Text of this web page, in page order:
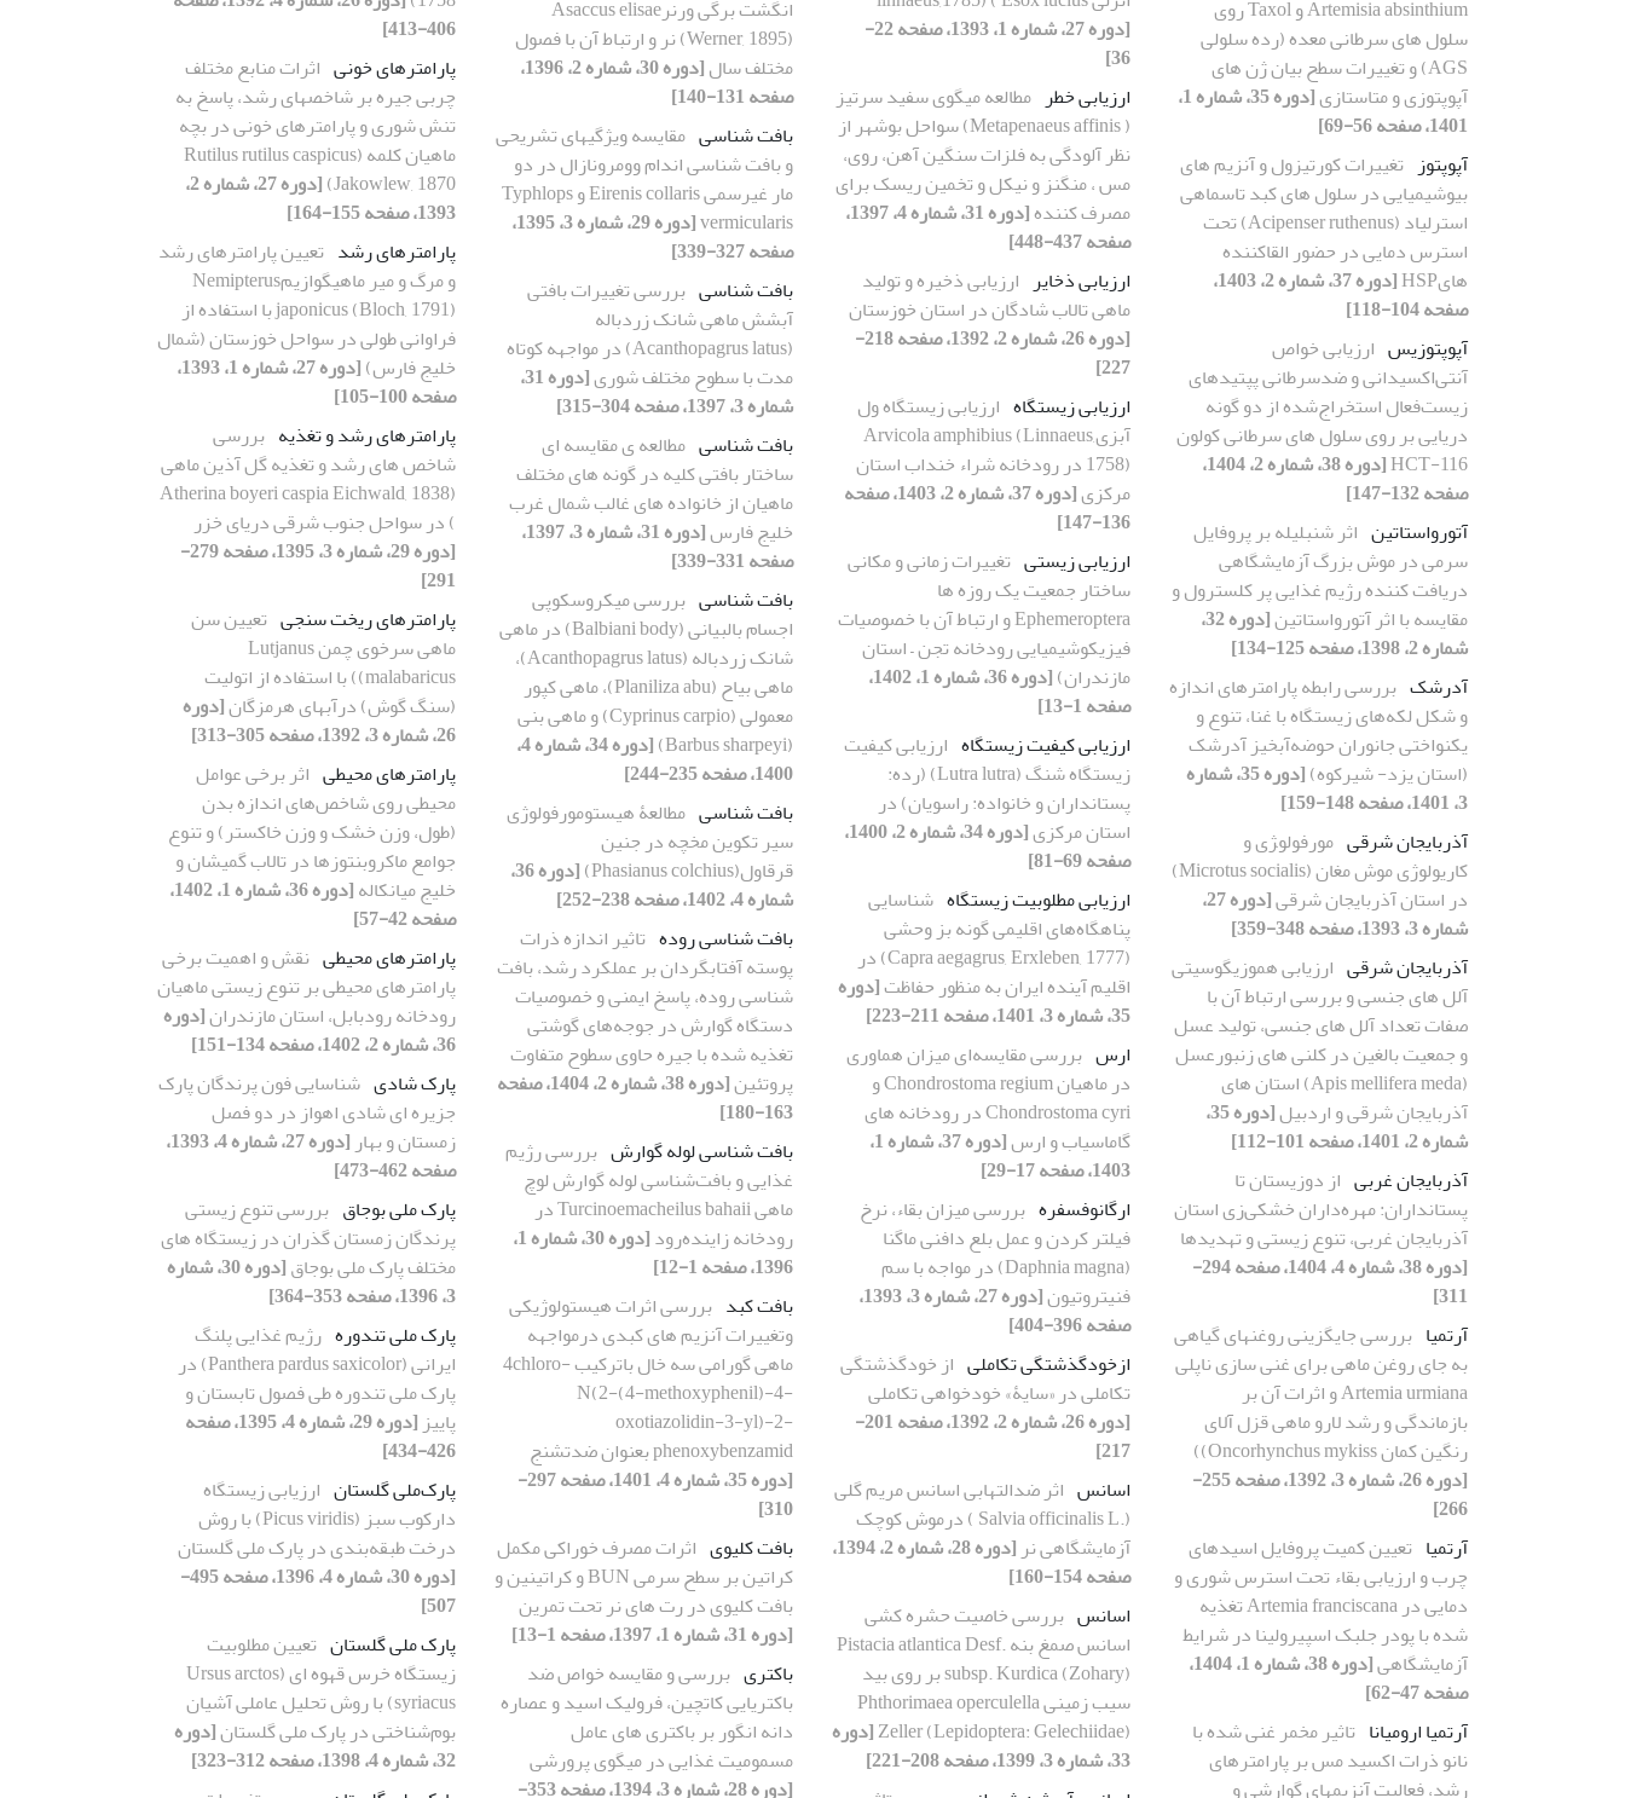
Artemisia absinthium و Taxol روی
سلول های سرطانی معده (رده سلولی
AGS) و تغییرات سطح بیان ژن های
آپوپتوزی و متاستازی
[دوره 35، شماره 1،
1401، صفحه 56-69]
آپوپتوز تغییرات کورتیزول و آنزیم های
بیوشیمیایی در سلول های کبد تاسماهی
استرلیاد (Acipenser ruthenus) تحت
استرس دمایی در حضور القاکننده
هایHSP
[دوره 37، شماره 2، 1403،
صفحه 104-118]
آپوپتوزیس ارزیابی خواص
آنتی‌اکسیدانی و ضدسرطانی پپتیدهای
زیست‌فعال استخراج‌شده از دو گونه
دریایی بر روی سلول های سرطانی کولون
HCT-116
[دوره 38، شماره 2، 1404،
صفحه 132-147]
آتورواستاتین اثر شنبلیله بر پروفایل
سرمی در موش بزرگ آزمایشگاهی
دریافت کننده رژیم غذایی پر کلسترول و
مقایسه با اثر آتورواستاتین
[دوره 32،
شماره 2، 1398، صفحه 125-134]
آدرشک بررسی رابطه پارامترهای اندازه
و شکل لکه‌های زیستگاه با غنا، تنوع و
یکنواختی جانوران حوضه‌آبخیز آدرشک
(استان یزد- شیرکوه)
[دوره 35، شماره
3، 1401، صفحه 148-159]
آذربایجان شرقی مورفولو‍‍‍‍‍‍‍‍‍‍‍‍‍‍‍‍‍ژی و
کاریولوژی موش مغان (Microtus socialis)
در استان آذربایجان شرقی
[دوره 27،
شماره 3، 1393، صفحه 348-359]
آذربایجان شرقی ارزیابی هموزیگوسیتی
آلل های جنسی و بررسی ارتباط آن با
صفات تعداد آلل های جنسی، تولید عسل
و جمعیت بالغین در کلنی های زنبورعسل
(Apis mellifera meda) استان های
آذربایجان شرقی و اردبیل
[دوره 35،
شماره 2، 1401، صفحه 101-112]
آذربایجان غربی از دوزیستان تا
پستانداران: مهره‌داران خشکی‌زی استان
آذربایجان غربی، تنوع زیستی و تهدیدها
[دوره 38، شماره 4، 1404، صفحه 294-
311]
آرتمیا بررسی جایگزینی روغنهای گیاهی
به جای روغن ماهی برای غنی سازی ناپلی
Artemia urmiana و اثرات آن بر
بازماندگی و رشد لارو ماهی قزل آلای
رنگین کمان Oncorhynchus mykiss))
[دوره 26، شماره 3، 1392، صفحه 255-
266]
آرتمیا تعیین کمیت پروفایل اسید‌های
چرب‌ و ارزیابی بقاء تحت استرس شوری و
دمایی در Artemia franciscana تغذیه
شده با پودر جلبک اسپیرولینا در شرایط
آزمایشگاهی
[دوره 38، شماره 1، 1404،
صفحه 47-62]
آرتمیا ارومیانا تاثیر مخمر غنی شده با
نانو ذرات اکسید مس بر پارامترهای
رشد، فعالیت آنزیمهای گوارشی و
[دوره 27، شماره 1، 1393، صفحه 22-
36]
ارزیابی خطر مطالعه میگوی سفید سرتیز
(‏Metapenaeus affinis ‎‏) سواحل بوشهر از
نظر آلودگی به فلزات‎ ‎سنگین‎ ‎آهن، روی،
‏مس ، منگنز و نیکل و تخمین ریسک برای
مصرف کننده
[دوره 31، شماره 4، 1397،
صفحه 437-448]
ارزیابی ذخایر ارزیابی ذخیره و تولید
ماهی تالاب شادگان در استان خوزستان
[دوره 26، شماره 2، 1392، صفحه 218-
227]
ارزیابی زیستگاه ارزیابی زیستگاه ول
آبزیArvicola amphibius (Linnaeus,
1758) در رودخانه شراء خنداب استان
مرکزی
[دوره 37، شماره 2، 1403، صفحه
136-147]
ارزیابی زیستی تغییرات زمانی و مکانی
ساختار جمعیت یک روزه ها
Ephemeroptera و ارتباط آن با خصوصیات
فیزیکوشیمیایی رودخانه تجن – استان
مازندران)
[دوره 36، شماره 1، 1402،
صفحه 1-13]
ارزیابی کیفیت زیستگاه ارزیابی کیفیت
زیستگاه شنگ (Lutra lutra) (رده:
پستانداران و خانواده: راسویان) در
استان مرکزی
[دوره 34، شماره 2، 1400،
صفحه 69-81]
ارزیابی مطلوبیت زیستگاه شناسایی
پناهگاه‌های اقلیمی گونه بز وحشی
(Capra aegagrus, Erxleben, 1777) در
اقلیم آینده ایران به منظور حفاظت[دوره
35، شماره 3، 1401، صفحه 211-223]
ارس بررسی مقایسه‌ای میزان هماوری
در ماهیان Chondrostoma regium و
Chondrostoma cyri در رودخانه های
گاماسیاب و ارس
[دوره 37، شماره 1،
1403، صفحه 17-29]
ارگانوفسفره بررسی میزان بقاء، نرخ
فیلتر کردن و عمل بلع دافنی ماگنا
(Daphnia magna) در مواجه با سم
فنیتروتیون
[دوره 27، شماره 3، 1393،
صفحه 396-404]
ازخودگذشتگی تکاملی از خودگذشتگی
تکاملی در «سایۀ» خودخواهی تکاملی
[دوره 26، شماره 2، 1392، صفحه 201-
217]
اسانس اثر ضدالتهابی اسانس مریم گلی
(.Salvia officinalis L ) درموش کوچک
آزمایشگاهی نر
[دوره 28، شماره 2، 1394،
صفحه 154-160]
اسانس بررسی خاصیت حشره کشی
اسانس صمغ بنه Pistacia atlantica Desf.
subsp. Kurdica (Zohary) بر روی بید
سیب زمینی Phthorimaea operculella
Zeller (Lepidoptera: Gelechiidae)[دوره
33، شماره 3، 1399، صفحه 208-221]
انگشت برگی ورنرAsaccus elisae
(Werner, 1895) نر و ارتباط آن با فصول
مختلف سال
[دوره 30، شماره 2، 1396،
صفحه 131-140]
بافت شناسی مقایسه ویژگیهای تشریحی
و بافت شناسی اندام وومرونازال در دو
مار غیرسمی Eirenis collaris و Typhlops
vermicularis
[دوره 29، شماره 3، 1395،
صفحه 327-339]
بافت شناسی بررسی تغییرات بافتی
آبشش ماهی شانک زردباله
(Acanthopagrus latus) در مواجهه کوتاه
مدت با سطوح مختلف شوری
[دوره 31،
شماره 3، 1397، صفحه 304-315]
بافت شناسی مطالعه ی مقایسه ای
ساختار بافتی کلیه در گونه های مختلف
ماهیان از خانواده های غالب شمال غرب
خلیج فارس
[دوره 31، شماره 3، 1397،
صفحه 331-339]
بافت شناسی بررسی میکروسکوپی
اجسام بالبیانی (Balbiani body) در ماهی
شانک زردباله (Acanthopagrus latus)،
ماهی بیاح (Planiliza abu)، ماهی کپور
معمولی (Cyprinus carpio) و ماهی بنی
(Barbus sharpeyi)
[دوره 34، شماره 4،
1400، صفحه 235-244]
بافت شناسی مطالعۀ هیستومورفولوژی
سیر تکوین مخچه در جنین
قرقاول(Phasianus colchius)
[دوره 36،
شماره 4، 1402، صفحه 238-252]
بافت شناسی روده تاثیر اندازه ذرات
پوسته آفتابگردان بر عملکرد رشد، بافت
شناسی روده، پاسخ ایمنی و خصوصیات
دستگاه گوارش در جوجه‌های گوشتی
تغذیه شده با جیره حاوی سطوح متفاوت
پروتئین
[دوره 38، شماره 2، 1404، صفحه
163-180]
بافت شناسی لوله گوارش بررسی رژیم
غذایی و بافت‌شناسی لوله گوارش لوچ
ماهی Turcinoemacheilus bahaii در
رودخانه زاینده‌رود
[دوره 30، شماره 1،
1396، صفحه 1-12]
بافت کبد بررسی اثرات هیستولوژیکی
وتغییرات آنزیم های کبدی درمواجهه
ماهی گورامی سه خال باترکیب 4chloro-
N(2-(4-methoxyphenil)-4-
oxotiazolidin-3-yl)-2-
phenoxybenzamid بعنوان ضدتشنج
[دوره 35، شماره 4، 1401، صفحه 297-
310]
بافت کلیوی اثرات مصرف خوراکی مکمل
کراتین بر سطح سرمی BUN و کراتینین و
بافت کلیوی در رت های نر تحت تمرین
[دوره 31، شماره 1، 1397، صفحه 1-13]
باکتری بررسی و مقایسه خواص ضد
باکتریایی کاتچین، فرولیک اسید و عصاره
دانه انگور بر باکتری های عامل
مسمومیت غذایی در میگوی پرورشی
[دوره 28، شماره 3، 1394، صفحه 353-
406-413]
پارامترهای خونی اثرات منابع مختلف
چربی جیره بر شاخصهای رشد، پاسخ به
تنش شوری و پارامترهای خونی در بچه
ماهیان کلمه (Rutilus rutilus caspicus
Jakowlew, 1870)
[دوره 27، شماره 2،
1393، صفحه 155-164]
پارامترهای رشد تعیین پارامترهای رشد
و مرگ و میر ماهیگوازیمNemipterus
japonicus (Bloch, 1791) با استفاده از
فراوانی طولی در سواحل خوزستان (شمال
خلیج فارس)
[دوره 27، شماره 1، 1393،
صفحه 100-105]
پارامترهای رشد و تغذیه بررسی
شاخص های رشد و تغذیه گل آذین ماهی
(Atherina boyeri caspia Eichwald, 1838
) در سواحل جنوب شرقی دریای خزر
[دوره 29، شماره 3، 1395، صفحه 279-
291]
پارامترهای ریخت سنجی تعیین سن
ماهی سرخوی چمن Lutjanus
malabaricus)) با استفاده از اتولیت
(سنگ گوش) درآبهای هرمزگان[دوره
26، شماره 3، 1392، صفحه 305-313]
پارامترهای محیطی اثر برخی عوامل
محیطی روی شاخص‌های اندازه بدن
(طول، وزن خشک و وزن خاکستر) و تنوع
جوامع ماکروبنتوزها در تالاب گمیشان و
خلیج میانکاله
[دوره 36، شماره 1، 1402،
صفحه 42-57]
پارامترهای محیطی نقش و اهمیت برخی
پارامترهای محیطی بر تنوع زیستی ماهیان
رودخانه رودبابل، استان مازندران[دوره
36، شماره 2، 1402، صفحه 134-151]
پارک شادی شناسایی فون پرندگان پارک
جزیره ای شادی اهواز در دو فصل
زمستان و بهار
[دوره 27، شماره 4، 1393،
صفحه 462-473]
پارک ملی بوجاق بررسی تنوع زیستی
پرندگان زمستان گذران در زیستگاه های
مختلف پارک ملی بوجاق
[دوره 30، شماره
3، 1396، صفحه 353-364]
پارک ملی تندوره رژیم غذایی پلنگ
ایرانی (Panthera pardus saxicolor) در
پارک ملی تندوره طی فصول تابستان و
پاییز
[دوره 29، شماره 4، 1395، صفحه
426-434]
پارک‌ملی گلستان ارزیابی زیستگاه
دارکوب سبز (Picus viridis) با روش
درخت طبقه‌بندی در پارک ملی گلستان
[دوره 30، شماره 4، 1396، صفحه 495-
507]
پارک ملی گلستان تعیین مطلوبیت
زیستگاه خرس قهوه ای (Ursus arctos
syriacus) با روش تحلیل عاملی آشیان
بوم‌شناختی در پارک ملی گلستان[دوره
32، شماره 4، 1398، صفحه 312-323]